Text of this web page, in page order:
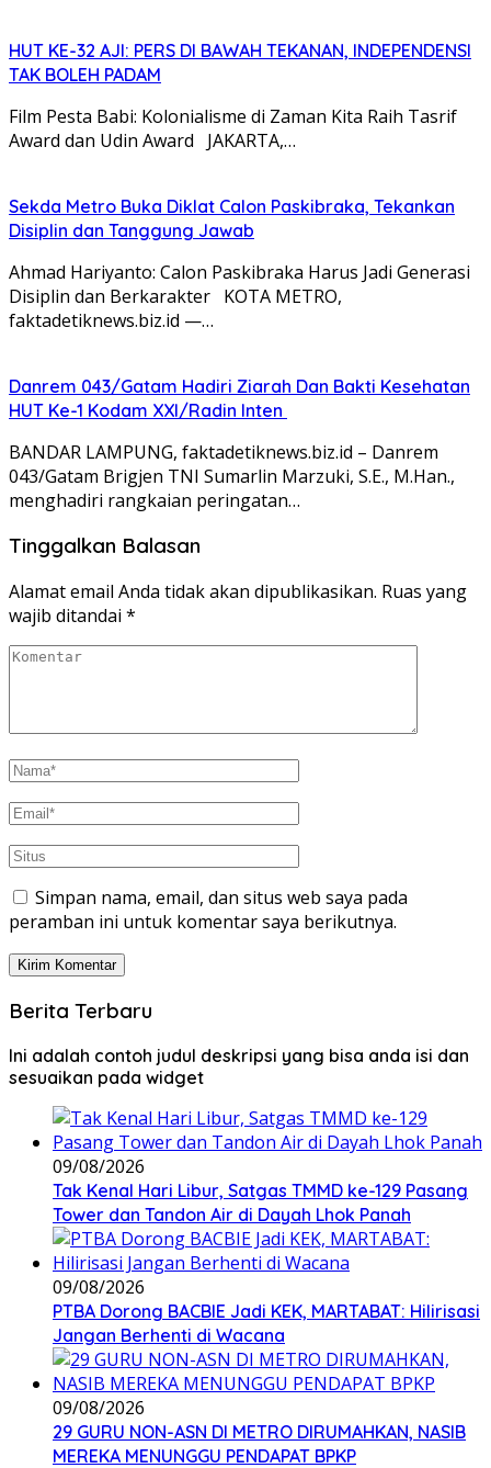
HUT KE-32 AJI: PERS DI BAWAH TEKANAN, INDEPENDENSI
TAK BOLEH PADAM
Film Pesta Babi: Kolonialisme di Zaman Kita Raih Tasrif
Award dan Udin Award JAKARTA,…
Sekda Metro Buka Diklat Calon Paskibraka, Tekankan
Disiplin dan Tanggung Jawab
Ahmad Hariyanto: Calon Paskibraka Harus Jadi Generasi
Disiplin dan Berkarakter KOTA METRO,
faktadetiknews.biz.id —…
Danrem 043/Gatam Hadiri Ziarah Dan Bakti Kesehatan
HUT Ke-1 Kodam XXI/Radin Inten
BANDAR LAMPUNG, faktadetiknews.biz.id – Danrem
043/Gatam Brigjen TNI Sumarlin Marzuki, S.E., M.Han.,
menghadiri rangkaian peringatan…
Tinggalkan Balasan
Alamat email Anda tidak akan dipublikasikan. Ruas yang
wajib ditandai *
Simpan nama, email, dan situs web saya pada
peramban ini untuk komentar saya berikutnya.
Berita Terbaru
Ini adalah contoh judul deskripsi yang bisa anda isi dan
sesuaikan pada widget
09/08/2026
Tak Kenal Hari Libur, Satgas TMMD ke-129 Pasang
Tower dan Tandon Air di Dayah Lhok Panah
09/08/2026
PTBA Dorong BACBIE Jadi KEK, MARTABAT: Hilirisasi
Jangan Berhenti di Wacana
09/08/2026
29 GURU NON-ASN DI METRO DIRUMAHKAN, NASIB
MEREKA MENUNGGU PENDAPAT BPKP